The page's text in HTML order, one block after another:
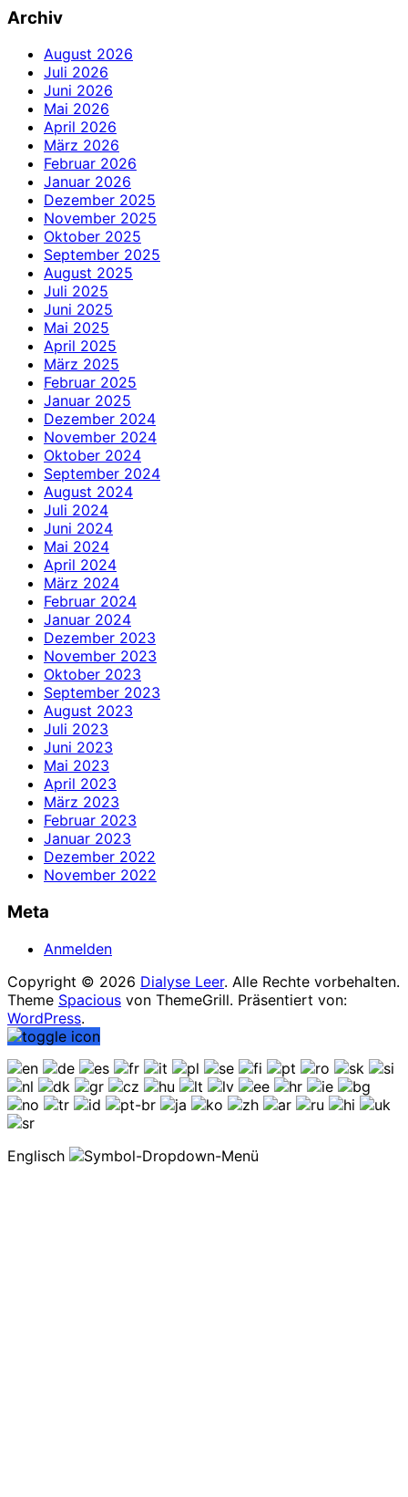
Archiv
August 2026
Juli 2026
Juni 2026
Mai 2026
April 2026
März 2026
Februar 2026
Januar 2026
Dezember 2025
November 2025
Oktober 2025
September 2025
August 2025
Juli 2025
Juni 2025
Mai 2025
April 2025
März 2025
Februar 2025
Januar 2025
Dezember 2024
November 2024
Oktober 2024
September 2024
August 2024
Juli 2024
Juni 2024
Mai 2024
April 2024
März 2024
Februar 2024
Januar 2024
Dezember 2023
November 2023
Oktober 2023
September 2023
August 2023
Juli 2023
Juni 2023
Mai 2023
April 2023
März 2023
Februar 2023
Januar 2023
Dezember 2022
November 2022
Meta
Anmelden
Copyright © 2026 Dialyse Leer. Alle Rechte vorbehalten.
Theme Spacious von ThemeGrill. Präsentiert von:
WordPress.
Englisch